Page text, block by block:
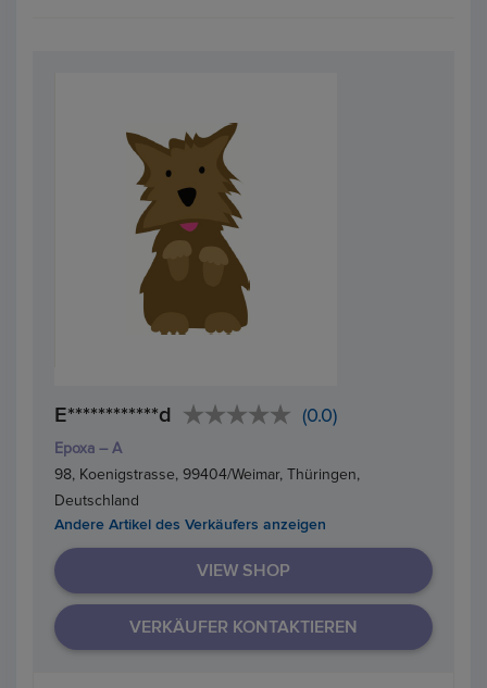
E************d (0.0)
Epoxa – A
98, Koenigstrasse, 99404/Weimar, Thüringen,
Deutschland
Andere Artikel des Verkäufers anzeigen
VIEW SHOP
VERKÄUFER KONTAKTIEREN